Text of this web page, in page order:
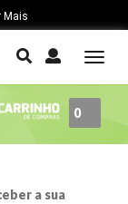
Mais
T
o
g
l
0
a sua